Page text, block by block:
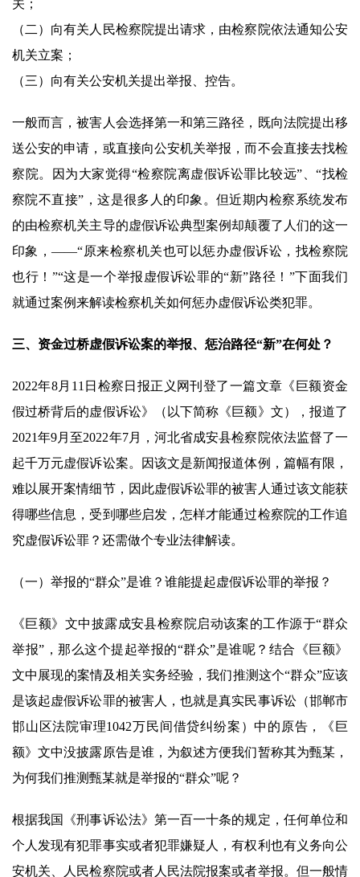
关；
（二）向有关人民检察院提出请求，由检察院依法通知公安
机关立案；
（三）向有关公安机关提出举报、控告。
一般而言，被害人会选择第一和第三路径，既向法院提出移
送公安的申请，或直接向公安机关举报，而不会直接去找检
察院。因为大家觉得“检察院离虚假诉讼罪比较远”、“找检
察院不直接”，这是很多人的印象。但近期内检察系统发布
的由检察机关主导的虚假诉讼典型案例却颠覆了人们的这一
印象，——“原来检察机关也可以惩办虚假诉讼，找检察院
也行！”“这是一个举报虚假诉讼罪的“新”路径！”下面我们
就通过案例来解读检察机关如何惩办虚假诉讼类犯罪。
三、资金过桥虚假诉讼案的举报、惩治路径“新”在何处？
2022年8月11日检察日报正义网刊登了一篇文章《巨额资金
假过桥背后的虚假诉讼》（以下简称《巨额》文），报道了
2021年9月至2022年7月，河北省成安县检察院依法监督了一
起千万元虚假诉讼案。因该文是新闻报道体例，篇幅有限，
难以展开案情细节，因此虚假诉讼罪的被害人通过该文能获
得哪些信息，受到哪些启发，怎样才能通过检察院的工作追
究虚假诉讼罪？还需做个专业法律解读。
（一）举报的“群众”是谁？谁能提起虚假诉讼罪的举报？
《巨额》文中披露成安县检察院启动该案的工作源于“群众
举报”，那么这个提起举报的“群众”是谁呢？结合《巨额》
文中展现的案情及相关实务经验，我们推测这个“群众”应该
是该起虚假诉讼罪的被害人，也就是真实民事诉讼（邯郸市
邯山区法院审理1042万民间借贷纠纷案）中的原告，《巨
额》文中没披露原告是谁，为叙述方便我们暂称其为甄某，
为何我们推测甄某就是举报的“群众”呢？
根据我国《刑事诉讼法》第一百一十条的规定，任何单位和
个人发现有犯罪事实或者犯罪嫌疑人，有权利也有义务向公
安机关、人民检察院或者人民法院报案或者举报。但一般情